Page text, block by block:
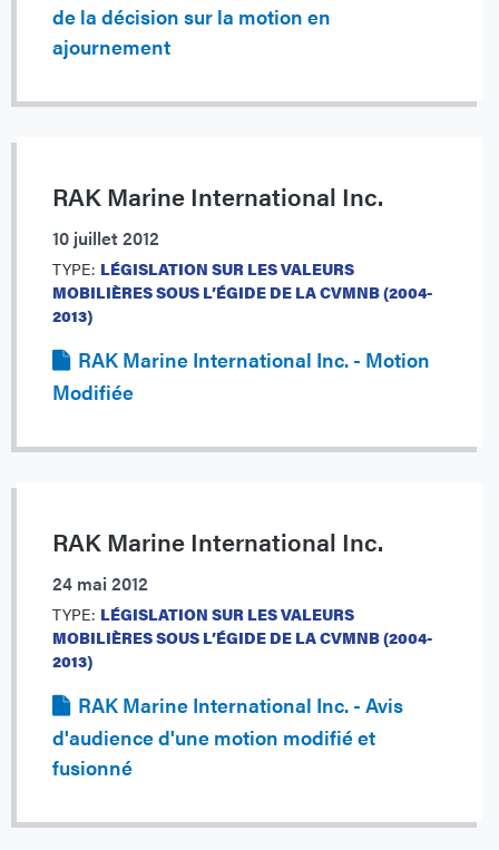
de la décision sur la motion en
ajournement
RAK Marine International Inc.
10 juillet 2012
TYPE: LÉGISLATION SUR LES VALEURS
MOBILIÈRES SOUS L’ÉGIDE DE LA CVMNB (2004-
2013)
RAK Marine International Inc. - Motion
Modifiée
RAK Marine International Inc.
24 mai 2012
TYPE: LÉGISLATION SUR LES VALEURS
MOBILIÈRES SOUS L’ÉGIDE DE LA CVMNB (2004-
2013)
RAK Marine International Inc. - Avis
d'audience d'une motion modifié et
fusionné